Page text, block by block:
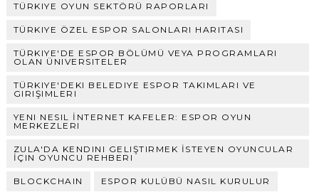
TÜRKIYE OYUN SEKTÖRÜ RAPORLARI
TÜRKIYE ÖZEL ESPOR SALONLARI HARITASI
TÜRKIYE'DE ESPOR BÖLÜMÜ VEYA PROGRAMLARI
OLAN ÜNIVERSITELER
TÜRKIYE'DEKI BELEDIYE ESPOR TAKIMLARI VE
GIRIŞIMLERI
YENI NESIL İNTERNET KAFELER: ESPOR OYUN
MERKEZLERI
ZULA'DA KENDINI GELIŞTIRMEK İSTEYEN OYUNCULAR
İÇIN OYUNCU REHBERI
BLOCKCHAIN ESPOR KULÜBÜ NASIL KURULUR